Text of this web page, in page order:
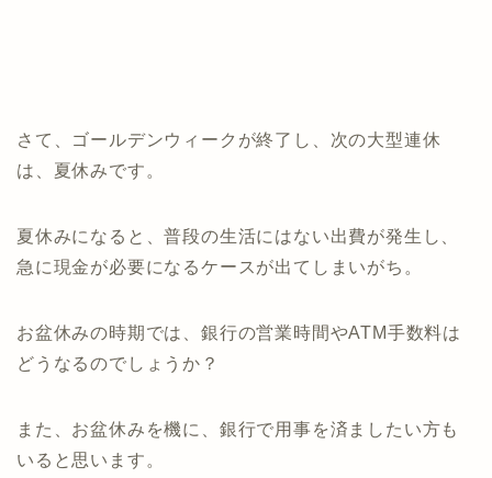
さて、ゴールデンウィークが終了し、次の大型連休
は、夏休みです。
夏休みになると、普段の生活にはない出費が発生し、
急に現金が必要になるケースが出てしまいがち。
お盆休みの時期では、銀行の営業時間やATM手数料は
どうなるのでしょうか？
また、お盆休みを機に、銀行で用事を済ましたい方も
いると思います。